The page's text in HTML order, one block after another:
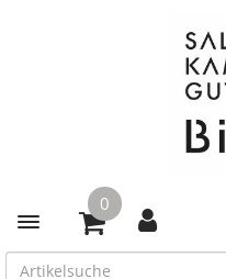
Toggle navigation
0